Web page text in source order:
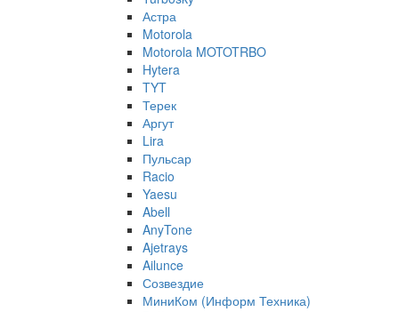
Астра
Motorola
Motorola MOTOTRBO
Hytera
TYT
Терек
Аргут
Lira
Пульсар
Racio
Yaesu
Abell
AnyTone
Ajetrays
Ailunce
Созвездие
МиниКом (Информ Техника)